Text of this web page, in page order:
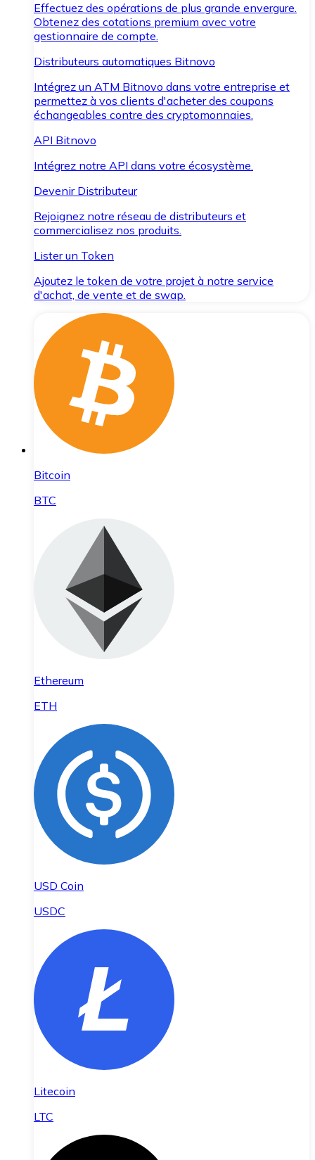
Effectuez des opérations de plus grande envergure.
Obtenez des cotations premium avec votre
gestionnaire de compte.
Distributeurs automatiques Bitnovo
Intégrez un ATM Bitnovo dans votre entreprise et
permettez à vos clients d'acheter des coupons
échangeables contre des cryptomonnaies.
API Bitnovo
Intégrez notre API dans votre écosystème.
Devenir Distributeur
Rejoignez notre réseau de distributeurs et
commercialisez nos produits.
Lister un Token
Ajoutez le token de votre projet à notre service
d'achat, de vente et de swap.
Bitcoin
BTC
Ethereum
ETH
USD Coin
USDC
Litecoin
LTC